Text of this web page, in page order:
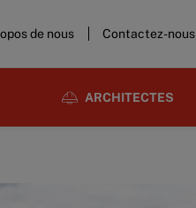
de nous Contactez-nous
ARCHITECTES